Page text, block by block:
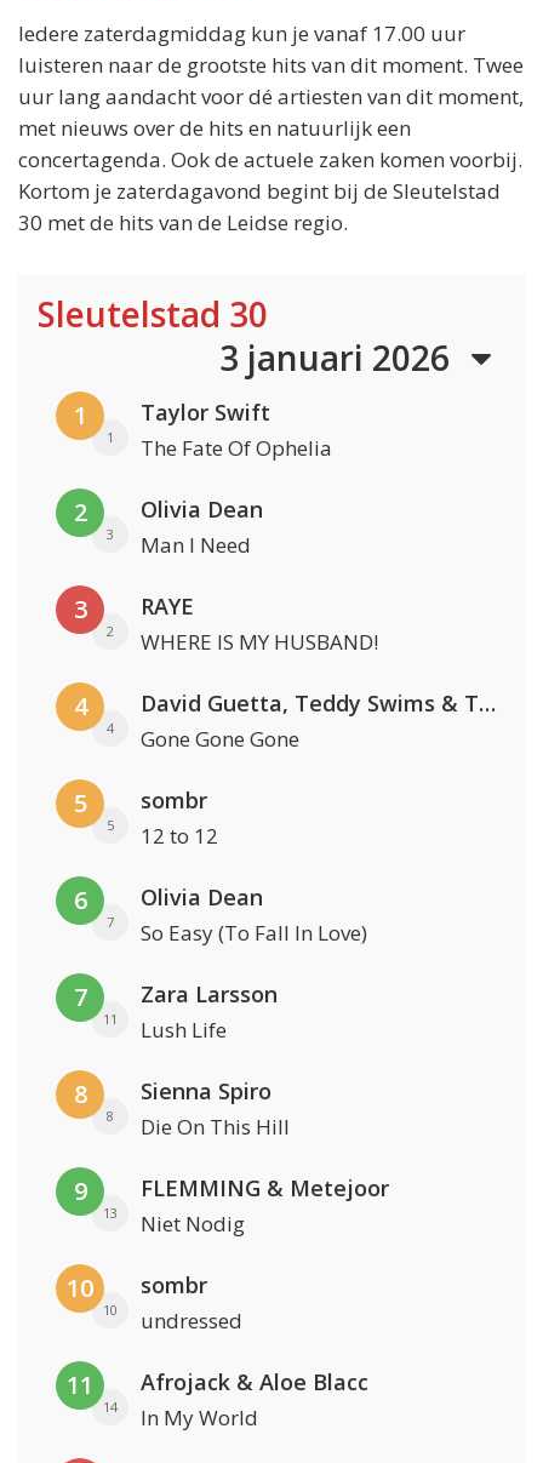
Iedere zaterdagmiddag kun je vanaf 17.00 uur
luisteren naar de grootste hits van dit moment. Twee
uur lang aandacht voor dé artiesten van dit moment,
met nieuws over de hits en natuurlijk een
concertagenda. Ook de actuele zaken komen voorbij.
Kortom je zaterdagavond begint bij de Sleutelstad
30 met de hits van de Leidse regio.
Sleutelstad 30
3 januari 2026
1
1
Taylor Swift
The Fate Of Ophelia
2
3
Olivia Dean
Man I Need
3
2
RAYE
WHERE IS MY HUSBAND!
4
4
David Guetta, Teddy Swims & Tones And I
Gone Gone Gone
5
5
sombr
12 to 12
6
7
Olivia Dean
So Easy (To Fall In Love)
7
11
Zara Larsson
Lush Life
8
8
Sienna Spiro
Die On This Hill
9
13
FLEMMING & Metejoor
Niet Nodig
10
10
sombr
undressed
11
14
Afrojack & Aloe Blacc
In My World